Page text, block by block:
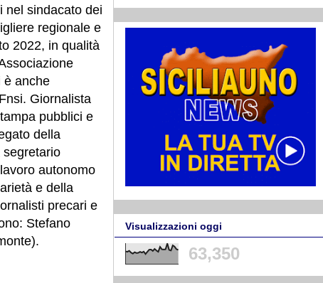
nel sindacato dei
regionale e
2022, in qualità
è anche
Giornalista
pubblici e
della
segretario
autonomo
e della
precari e
Stefano
Visualizzazioni oggi
63,350